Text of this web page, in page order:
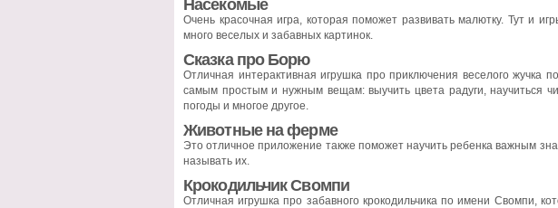
Насекомые
Очень красочная игра, которая поможет развивать малютку. Тут и
много веселых и забавных картинок.
Сказка про Борю
Отличная интерактивная игрушка про приключения веселого
самым простым и нужным вещам: выучить цвета радуги, научиться
погоды и многое другое.
Животные на ферме
Это отличное приложение также поможет научить ребенка важным
называть их.
Крокодильчик Свомпи
Отличная игрушка про забавного крокодильчика по имени Свомпи,